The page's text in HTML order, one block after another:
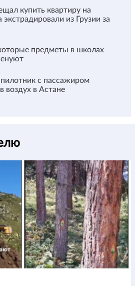
купить квартиру на
экстрадировали из Грузии за
предметы в школах
с пассажиром
воздух в Астане